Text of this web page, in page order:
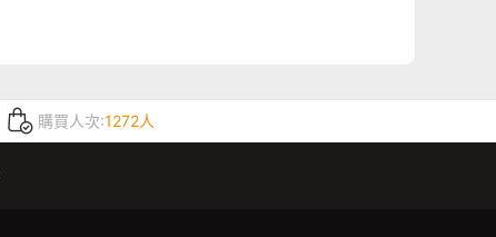
購買人次:1272人